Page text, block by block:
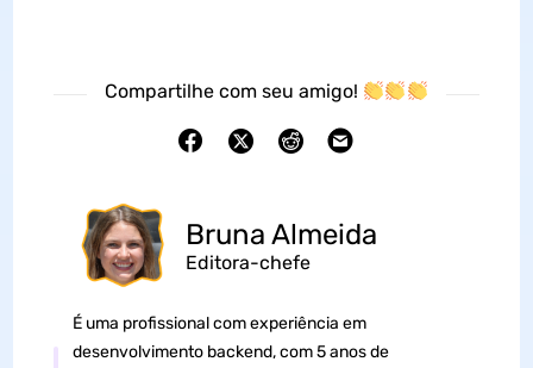
Compartilhe com seu amigo!
Bruna Almeida
Editora-chefe
É uma profissional com experiência em
desenvolvimento backend, com 5 anos de